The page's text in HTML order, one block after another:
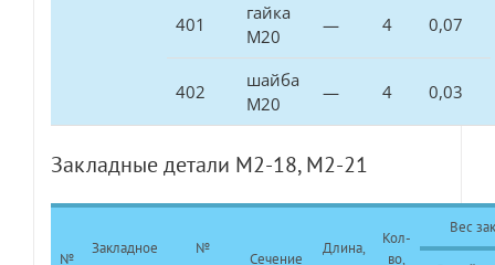
401
гайка
М20
— 4 0,07
402
шайба
М20
— 4 0,03
Закладные детали М2-18, М2-21
№
Закладное
№
Сечение
Длина,
Кол-
во,
Вес